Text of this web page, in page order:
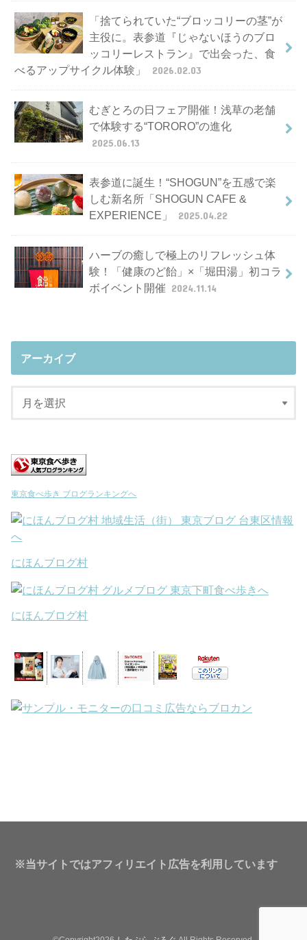
「捨てられていた“ブロッコリーの茎”が
主役に。表参道『じゃないほうのブロ
ッコリーレストラン』で出会った、食
べるアップサイクル体験」
2026.02.03
むぎとろの日フェア開催！浅草の老舗
で体験する“TORORO”の進化
2025.06.13
表参道に誕生！“SHOGUN”を五感で楽
しむ新名所「SHOGUN CAFE &
EXPERIENCE」
2025.04.22
ハーブの癒しで極上のリフレッシュ体
験！「健康のど飴」×「堀田湯」初コラ
ボイベント開催 2024.11.14
アーカイブ
東京食べ歩き ブログランキングへ
にほんブログ村
にほんブログ村
※当サイトではアフィリエイト広告を利用しています